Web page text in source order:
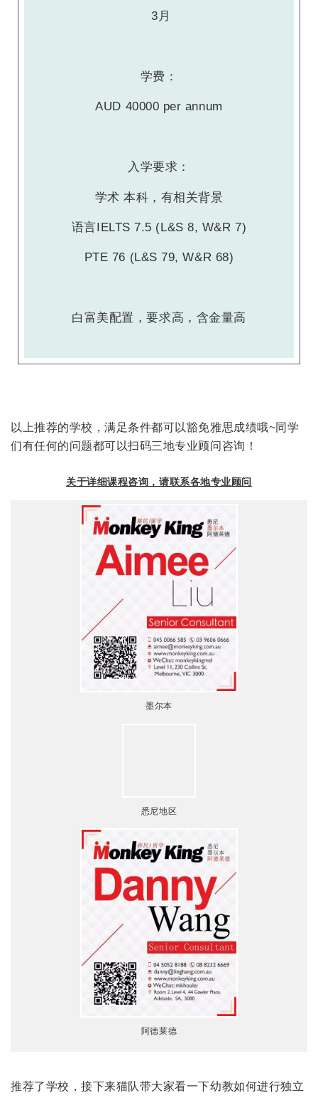
3月
学费：
AUD 40000 per annum
入学要求：
学术 本科，有相关背景
语言IELTS 7.5 (L&S 8, W&R 7)
PTE 76 (L&S 79, W&R 68)
白富美配置，要求高，含金量高
以上推荐的学校，满足条件都可以豁免雅思成绩哦~同学
们有任何的问题都可以扫码三地专业顾问咨询！
关于详细课程咨询，请联系各地专业顾问
墨尔本
悉尼地区
阿德莱德
推荐了学校，接下来猫队带大家看一下幼教如何进行独立